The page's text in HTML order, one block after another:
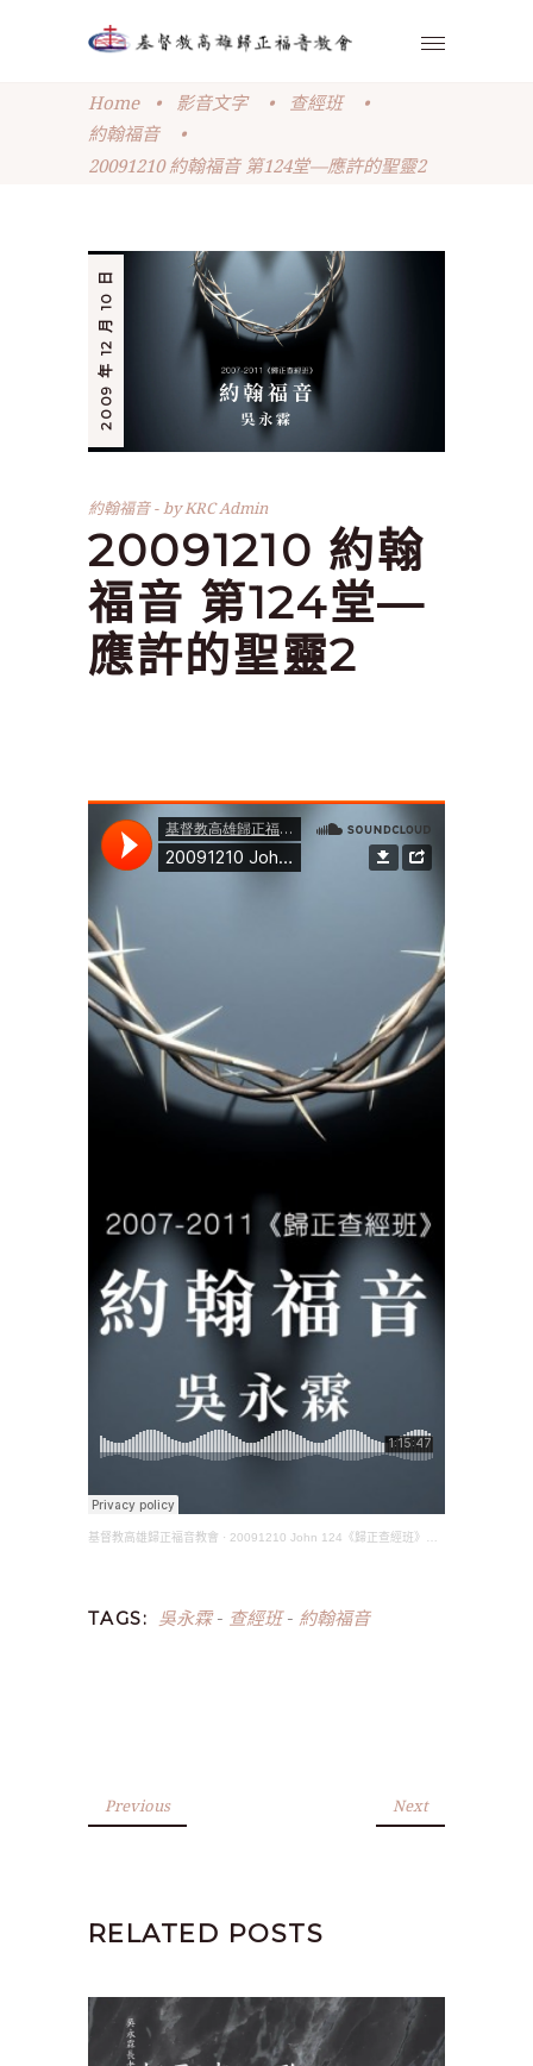
Home • 影音文字 • 查經班
•
約翰福音
•
20091210 約翰福音 第124堂—應許的聖靈2
2009 年 12 月 10 日
約翰福音 byKRC Admin
20091210 約翰
福音 第124堂—
應許的聖靈2
基督教高雄歸正福音教會 · 20091210 John 124《歸正查經班》約翰福音(吳永霖長老)
TAGS: 吳永霖- 查經班- 約翰福音
Previous Next
RELATED POSTS